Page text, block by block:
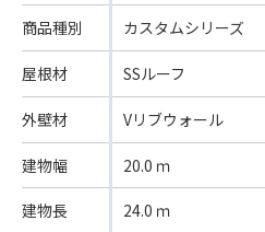
商品種別 カスタムシリーズ
屋根材 SSルーフ
外壁材 Vリブウォール
建物幅 20.0 ｍ
建物長 24.0 ｍ